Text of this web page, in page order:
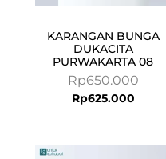
KARANGAN BUNGA
DUKACITA
PURWAKARTA 08
Rp650.000
Rp625.000